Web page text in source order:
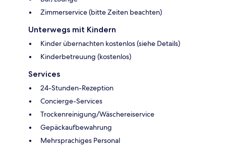
Zimmerservice (bitte Zeiten beachten)
Unterwegs mit Kindern
Kinder übernachten kostenlos (siehe Details)
Kinderbetreuung (kostenlos)
Services
24-Stunden-Rezeption
Concierge-Services
Trockenreinigung/Wäschereiservice
Gepäckaufbewahrung
Mehrsprachiges Personal